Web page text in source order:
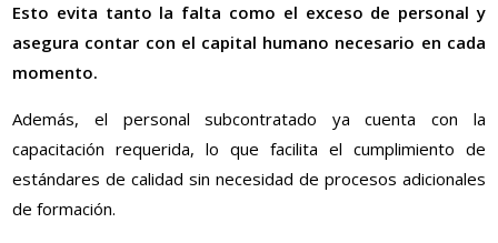
Esto evita tanto la falta como el exceso de personal y
asegura contar con el capital humano necesario en cada
momento.
Además, el personal subcontratado ya cuenta con la
capacitación requerida, lo que facilita el cumplimiento de
estándares de calidad sin necesidad de procesos adicionales
de formación.